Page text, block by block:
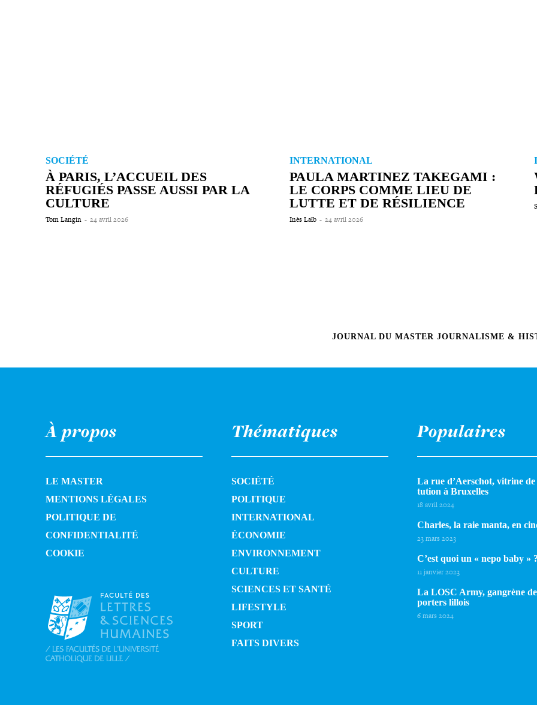
SOCIÉTÉ
À PARIS, L’ACCUEIL DES
RÉFUGIÉS PASSE AUSSI PAR LA
CULTURE
Tom Langin - 24 avril 2026
INTERNATIONAL
PAULA MARTINEZ TAKEGAMI :
LE CORPS COMME LIEU DE
LUTTE ET DE RÉSILIENCE
Inès Laïb - 24 avril 2026
JOURNAL DU MASTER JOURNALISME &
À propos
LE MASTER
MENTIONS LÉGALES
POLITIQUE DE
CONFIDENTIALITÉ
COOKIE
Thématiques
SOCIÉTÉ
POLITIQUE
INTERNATIONAL
ÉCONOMIE
ENVIRONNEMENT
CULTURE
SCIENCES ET SANTÉ
LIFESTYLE
SPORT
FAITS DIVERS
Populaires
La rue d’Aerschot, vitrine
tu­tion à Bruxelles
18 avril 2024
Charles, la raie manta, en
23 mars 2023
C’est quoi un « nepo baby » ?
11 janvier 2023
La LOSC Army, gangrène
por­ters lillois
6 mars 2024